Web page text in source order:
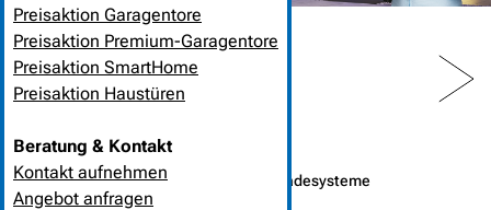
Preisaktion Garagentore
Preisaktion Premium-Garagentore
Preisaktion SmartHome
Preisaktion Haustüren
Beratung & Kontakt
Kontakt aufnehmen
Angebot anfragen
PREV NEXT
04. April 2023❘Industrietor- und Verladesysteme